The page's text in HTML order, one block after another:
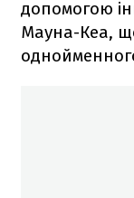
допомогою
Мауна-Кеа,